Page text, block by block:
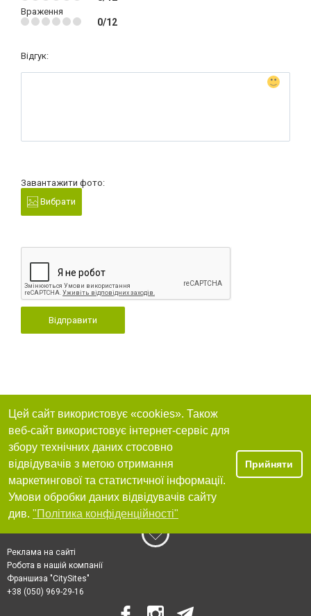
Враження
0/12
Відгук:
Завантажити фото:
Вибрати
Відправити
Цей сайт використовує «cookies». Також
веб-сайт використовує інтернет-сервіс для
збору технічних даних стосовно
відвідувачів з метою отримання
маркетингової та статистичної інформації.
Умови обробки даних відвідувачів сайту
див. "Політика конфіденційності"
Прийняти
Реклама на сайті
Робота в нашій компанії
Франшиза "CitySites"
+38 (050) 969-29-16